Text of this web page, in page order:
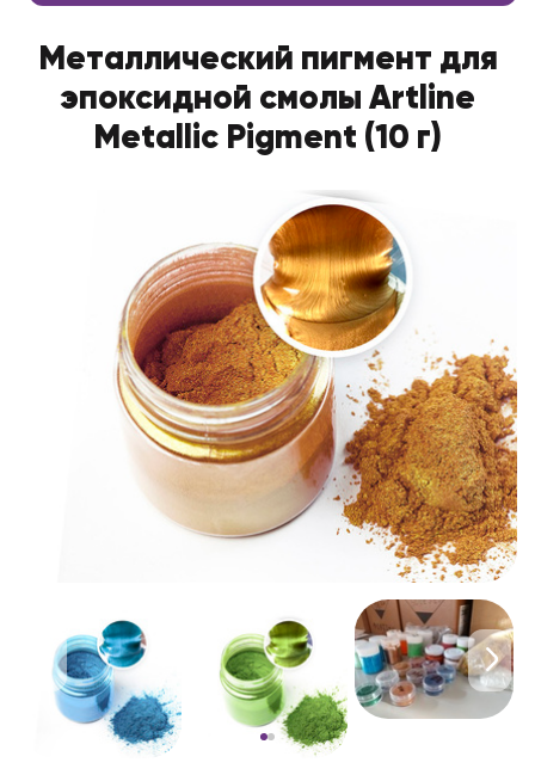
Металлический пигмент для
эпоксидной смолы Artline
Metallic Pigment (10 г)